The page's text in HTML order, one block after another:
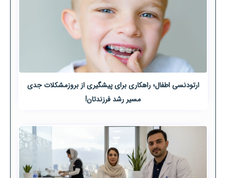
ارتودنسی اطفال؛ راهکاری برای پیشگیری از بروزمشکلات جدی
مسیر رشد فرزندتان!